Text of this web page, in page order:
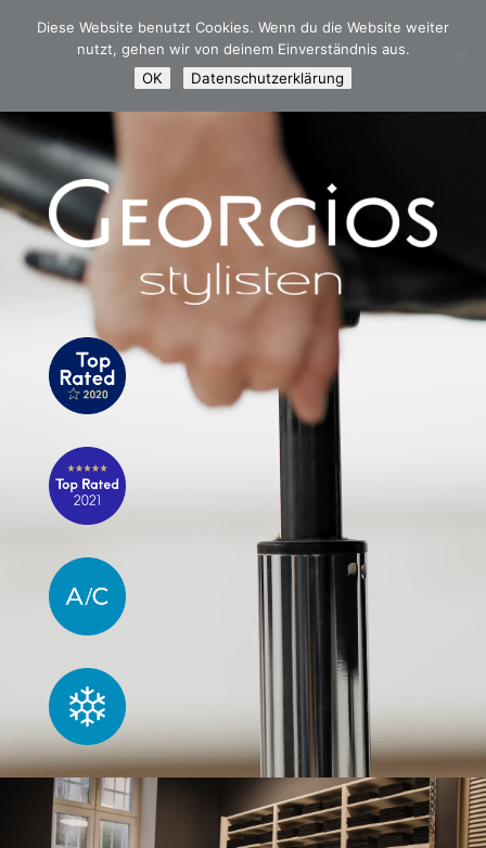
Player
Diese Website benutzt Cookies. Wenn du die Website weiter
nutzt, gehen wir von deinem Einverständnis aus.
OK
Datenschutzerklärung